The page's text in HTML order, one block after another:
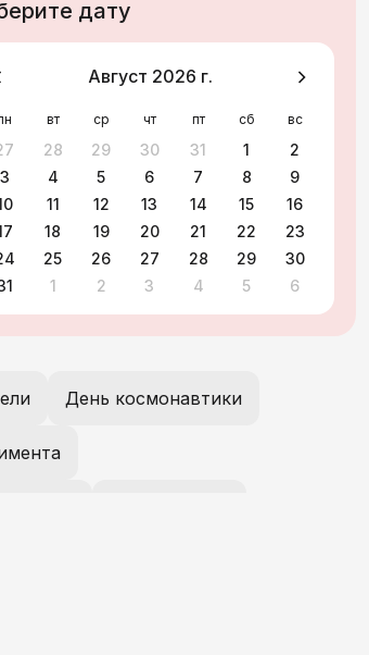
дату
Август 2026 г.
вт ср чт пт сб вс
28 29 30 31 1
2
3
4 5 6 7 8
9
11 12 13 14 15
16
18 19 20 21 22
23
25 26 27 28 29
30
1 2 3 4 5 6
День космонавтики